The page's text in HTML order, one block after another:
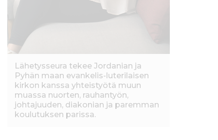
Lähetysseura tekee Jordanian ja
Pyhän maan evankelis-luterilaisen
kirkon kanssa yhteistyötä muun
muassa nuorten, rauhantyön,
johtajuuden, diakonian ja paremman
koulutuksen parissa.